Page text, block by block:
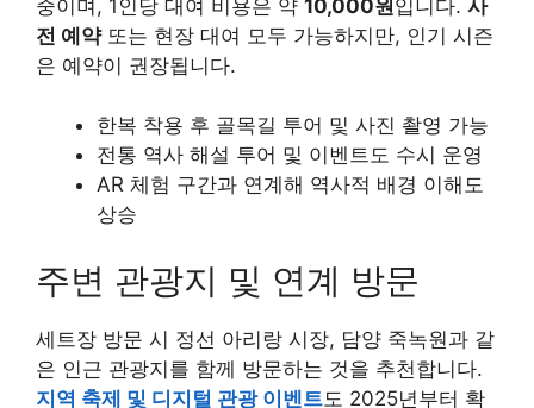
중이며, 1인당 대여 비용은 약 10,000원입니다. 사
전 예약또는 현장 대여 모두 가능하지만, 인기 시즌
은 예약이 권장됩니다.
한복 착용 후 골목길 투어 및 사진 촬영 가능
전통 역사 해설 투어 및 이벤트도 수시 운영
AR 체험 구간과 연계해 역사적 배경 이해도
상승
주변 관광지 및 연계 방문
세트장 방문 시 정선 아리랑 시장, 담양 죽녹원과 같
은 인근 관광지를 함께 방문하는 것을 추천합니다.
지역 축제 및 디지털 관광 이벤트도 2025년부터 확